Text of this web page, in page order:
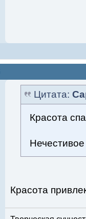
Цитата:
Красота
Красота